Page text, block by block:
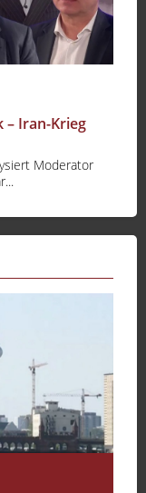
– Iran-Krieg
Moderator